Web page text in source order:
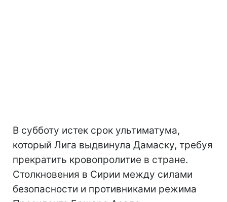
В субботу истек срок ультиматума,
который Лига выдвинула Дамаску, требуя
прекратить кровопролитие в стране.
Столкновения в Сирии между силами
безопасности и противниками режима